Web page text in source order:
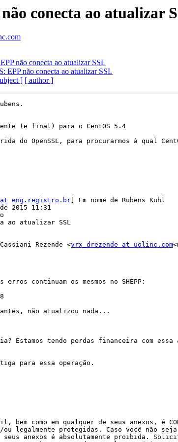
conecta ao atualizar
não conecta ao atualizar SSL
EPP não conecta ao atualizar SSL
] [ author ]
(e final) para o CentOS 5.4
do OpenSSL, para procurarmos à qual
at eng.registro.br ] Em nome de Rubens Kuhl
2015 11:31
ao atualizar SSL
Rezende <vrx_drezende at uolinc.com
continuam os mesmos no SHEPP:
não atualizou nada...
Estamos tendo perdas financeira com
para essa operação.
bem como em qualquer de seus anexos,
legalmente protegidas. Caso você não
anexos é absolutamente proibida.